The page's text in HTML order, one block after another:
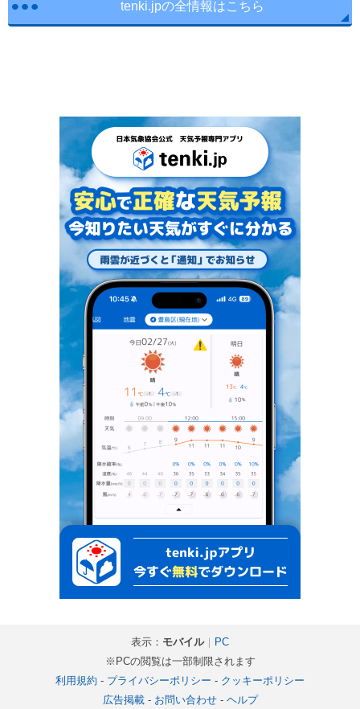
tenki.jpの全情報はこちら
表示： モバイル｜ PC
※PCの閲覧は一部制限されます
利用規約 - プライバシーポリシー - クッキーポリシー
広告掲載- お問い合わせ- ヘルプ